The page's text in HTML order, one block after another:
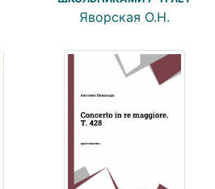
Яворская О.Н.